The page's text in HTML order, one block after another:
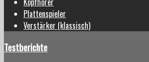
Plattenspieler
Verstärker (klassisch)
Testberichte